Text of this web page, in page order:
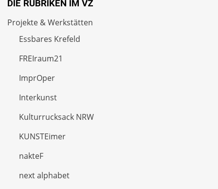
DIE RUBRIKEN IM VZ
Projekte & Werkstätten
Essbares Krefeld
FREIraum21
ImprOper
Interkunst
Kulturrucksack NRW
KUNSTEimer
nakteF
next alphabet